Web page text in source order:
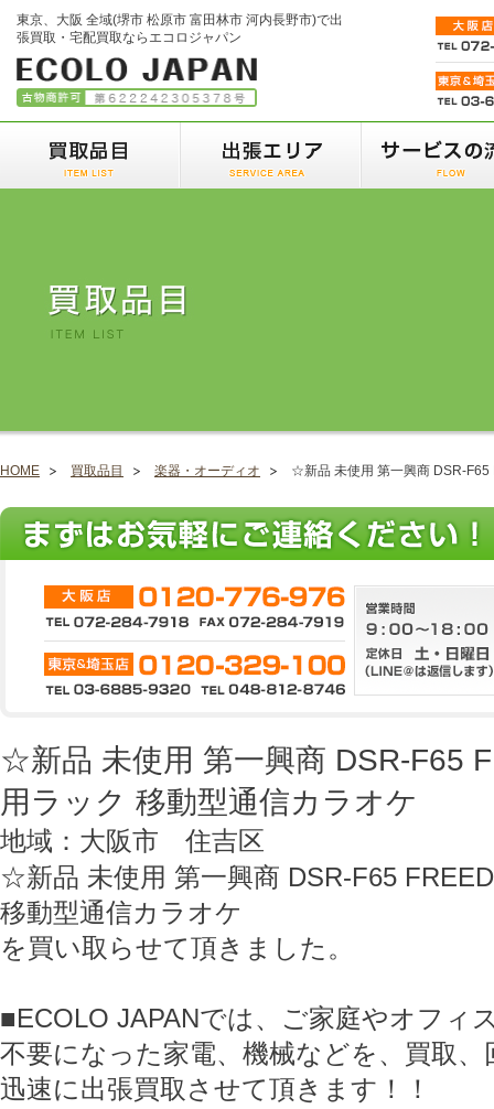
東京、大阪 全域(堺市 松原市 富田林市 河内長野市)で出
張買取・宅配買取ならエコロジャパン
HOME 買取品目 楽器・オーディオ ☆新品 未使用 第一興商 DSR-F65
☆新品 未使用 第一興商 DSR-F65
用ラック 移動型通信カラオケ
地域：大阪市 住吉区
☆新品 未使用 第一興商 DSR-F65
移動型通信カラオケ
を買い取らせて頂きました。
■ECOLO JAPANでは、ご家庭やオフィ
不要になった家電、機械などを、買取
迅速に出張買取させて頂きます！！